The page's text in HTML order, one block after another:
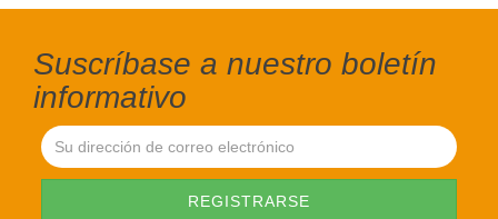
Suscríbase a nuestro boletín
informativo